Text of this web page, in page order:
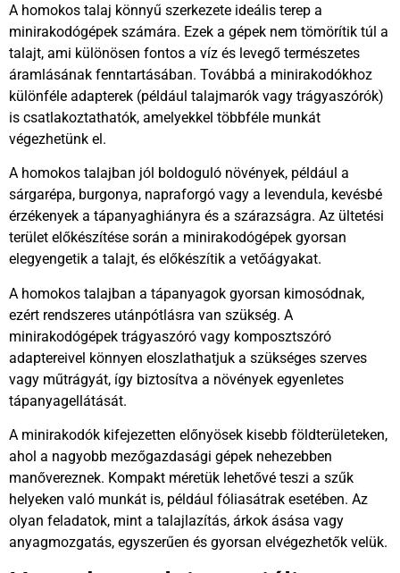
A homokos talaj könnyű szerkezete ideális terep a
minirakodógépek számára. Ezek a gépek nem tömörítik túl a
talajt, ami különösen fontos a víz és levegő természetes
áramlásának fenntartásában. Továbbá a minirakodókhoz
különféle adapterek (például talajmarók vagy trágyaszórók)
is csatlakoztathatók, amelyekkel többféle munkát
végezhetünk el.
A homokos talajban jól boldoguló növények, például a
sárgarépa, burgonya, napraforgó vagy a levendula, kevésbé
érzékenyek a tápanyaghiányra és a szárazságra. Az ültetési
terület előkészítése során a minirakodógépek gyorsan
elegyengetik a talajt, és előkészítik a vetőágyakat.
A homokos talajban a tápanyagok gyorsan kimosódnak,
ezért rendszeres utánpótlásra van szükség. A
minirakodógépek trágyaszóró vagy komposztszóró
adaptereivel könnyen eloszlathatjuk a szükséges szerves
vagy műtrágyát, így biztosítva a növények egyenletes
tápanyagellátását.
A minirakodók kifejezetten előnyösek kisebb földterületeken,
ahol a nagyobb mezőgazdasági gépek nehezebben
manővereznek. Kompakt méretük lehetővé teszi a szűk
helyeken való munkát is, például fóliasátrak esetében. Az
olyan feladatok, mint a talajlazítás, árkok ásása vagy
anyagmozgatás, egyszerűen és gyorsan elvégezhetők velük.